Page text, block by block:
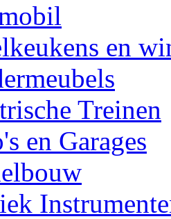
en
Treinen
en Garages